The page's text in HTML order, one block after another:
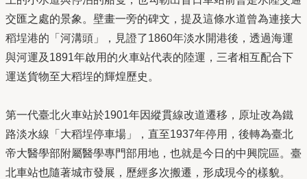
交匯之處的景象。壁畫一旁的碑文，提及這條水道曾為連接大
稻埕港的「河溝頭」，見證了1860年淡水開港後，透過海運
與河運及1891年啟用的火車站代表的陸運，三者相互配合下
運送貨物至大稻埕的輝煌歷史。
第一代臺北火車站於1901年因縱貫線改道遷移，原址改為鐵
路淡水線「大稻埕停車場」，直至1937年停用，後轉為臺北
帝大醫學部附屬醫學專門部用地，也就是今日的中興院區。臺
北車站也隨著城市發展，歷經多次搬遷，形成現今的樣貌。